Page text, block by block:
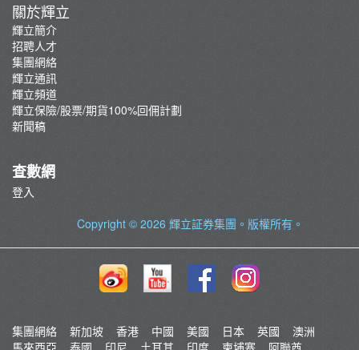
關於輝立
輝立簡介
招聘人才
集團網絡
輝立通訊
輝立頻道
輝立保險/股票/期貨100%回佣計劃
新聞稿
查數網
登入
Copyright © 2026 輝立証券集團 。版權所有。
集團網絡 新加坡 香港 中國 美國 日本 英國
澳洲